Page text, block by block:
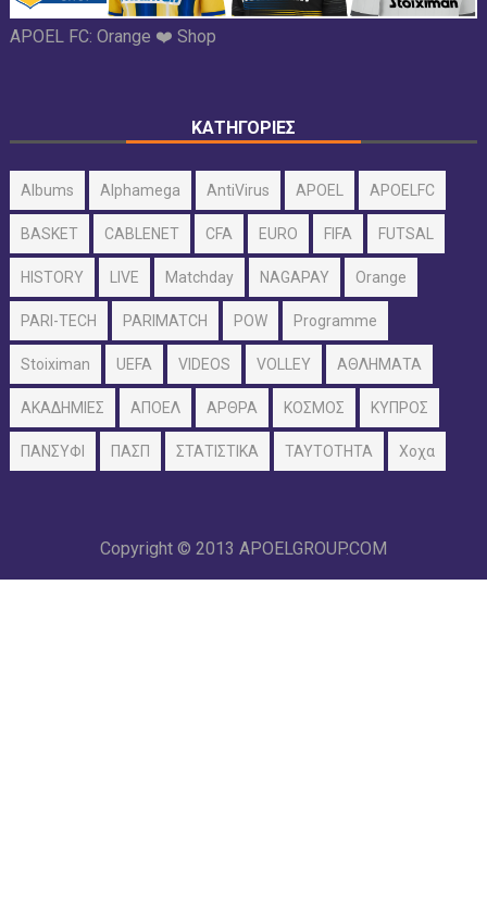
APOEL FC: Orange ❤️ Shop
ΚΑΤΗΓΟΡΙΕΣ
Albums Alphamega AntiVirus APOEL APOELFC
BASKET CABLENET CFA EURO FIFA FUTSAL
HISTORY LIVE Matchday NAGAPAY Orange
PARI-TECH PARIMATCH POW Programme
Stoiximan UEFA VIDEOS VOLLEY ΑΘΛΗΜΑΤΑ
ΑΚΑΔΗΜΙΕΣ ΑΠΟΕΛ ΑΡΘΡΑ ΚΟΣΜΟΣ ΚΥΠΡΟΣ
ΠΑΝΣΥΦΙ ΠΑΣΠ ΣΤΑΤΙΣΤΙΚΑ ΤΑΥΤΟΤΗΤΑ Χοχα
Copyright © 2013 APOELGROUP.COM